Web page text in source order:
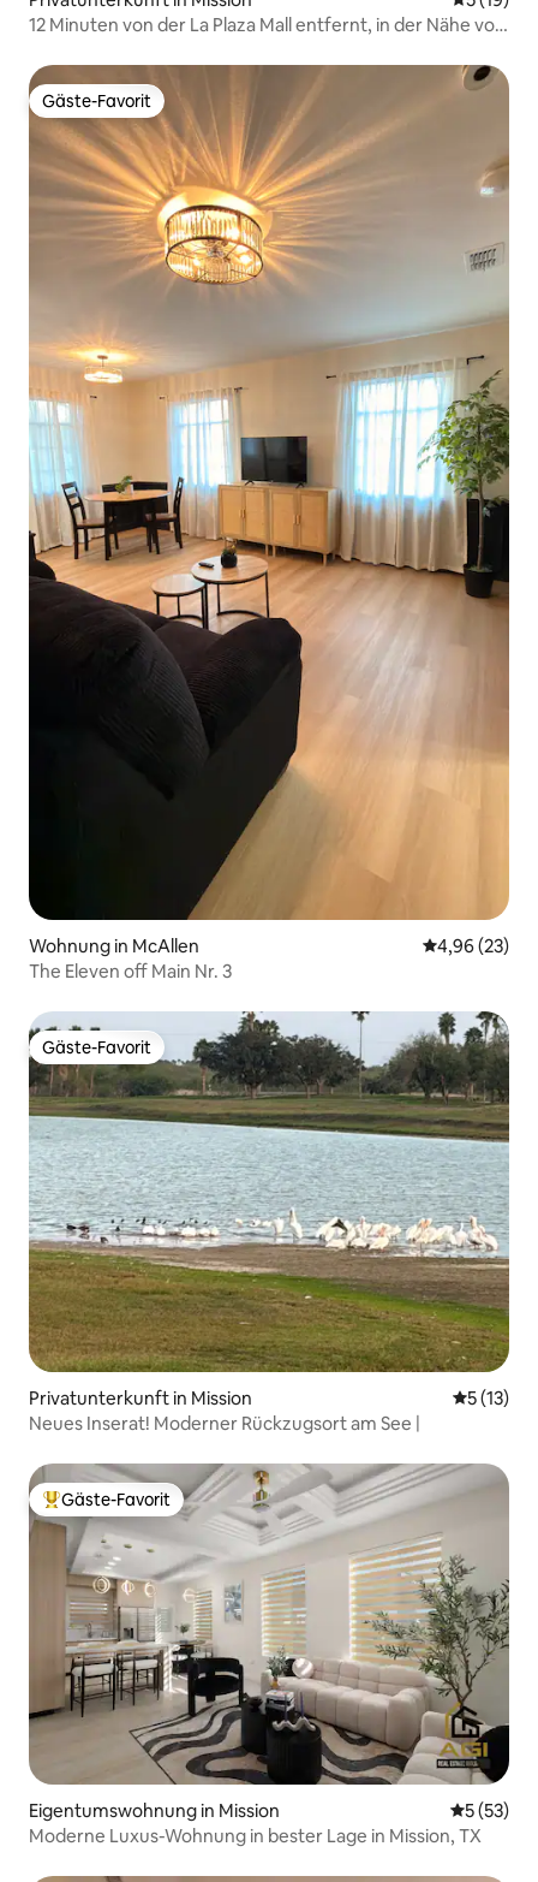
12 Minuten von der La Plaza Mall entfernt, in der Nähe von
Gäste-Favorit
Gäste-Favorit
Wohnung in McAllen
4,96 (23)
The Eleven off Main Nr. 3
Gäste-Favorit
Gäste-Favorit
Privatunterkunft in Mission
5 (13)
Neues Inserat! Moderner Rückzugsort am See |
Beliebter Gäste-Favorit.
Gäste-Favorit
Eigentumswohnung in Mission
5 (53)
Moderne Luxus-Wohnung in bester Lage in Mission, TX